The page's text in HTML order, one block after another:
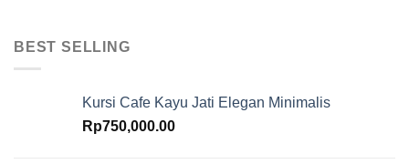
BEST SELLING
Kursi Cafe Kayu Jati Elegan Minimalis
Rp750,000.00